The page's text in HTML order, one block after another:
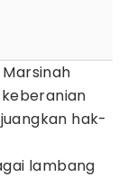
hak-
lambang